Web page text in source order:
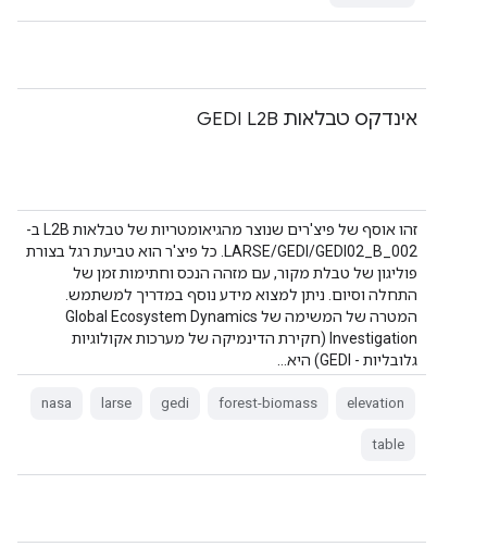
אינדקס טבלאות GEDI L2B
זהו אוסף של פיצ'רים שנוצר מהגיאומטריות של טבלאות L2B ב-
LARSE/GEDI/GEDI02_B_002. כל פיצ'ר הוא טביעת רגל בצורת
פוליגון של טבלת מקור, עם מזהה הנכס וחתימות זמן של
התחלה וסיום. ניתן למצוא מידע נוסף במדריך למשתמש.
המטרה של המשימה של Global Ecosystem Dynamics
Investigation (חקירת הדינמיקה של מערכות אקולוגיות
גלובליות - GEDI) היא…
elevation
forest-biomass
gedi
larse
nasa
table